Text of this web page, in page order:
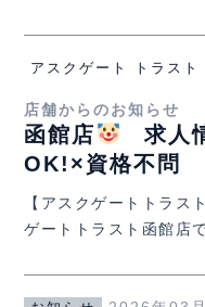
アスクゲート トラスト
店舗からのお知らせ
函館店
求人
OK!×資格不問
【アスクゲートトラ
ゲートトラスト函館店